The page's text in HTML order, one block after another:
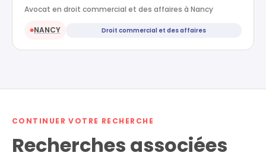
Avocat en droit commercial et des affaires à Nancy
●NANCY Droit commercial et des affaires
CONTINUER VOTRE RECHERCHE
Recherches associées